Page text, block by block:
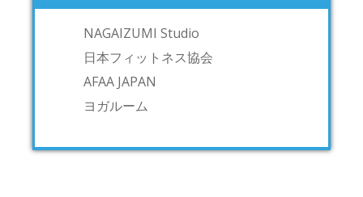
NAGAIZUMI Studio
日本フィットネス協会
AFAA JAPAN
ヨガルーム